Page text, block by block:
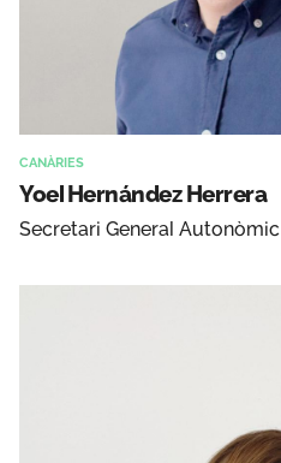
CANÀRIES
Yoel Hernández Herrera
Secretari General Autonòmic